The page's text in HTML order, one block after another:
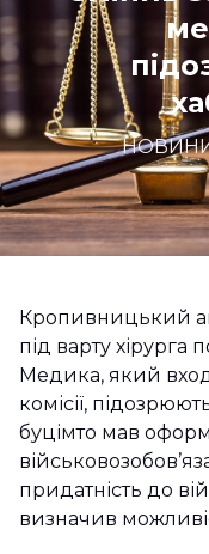
НОВИНИ
Кропивницький
під варту хірурга
Медика, який
комісії,
буцімто мав
придатність до
визначив